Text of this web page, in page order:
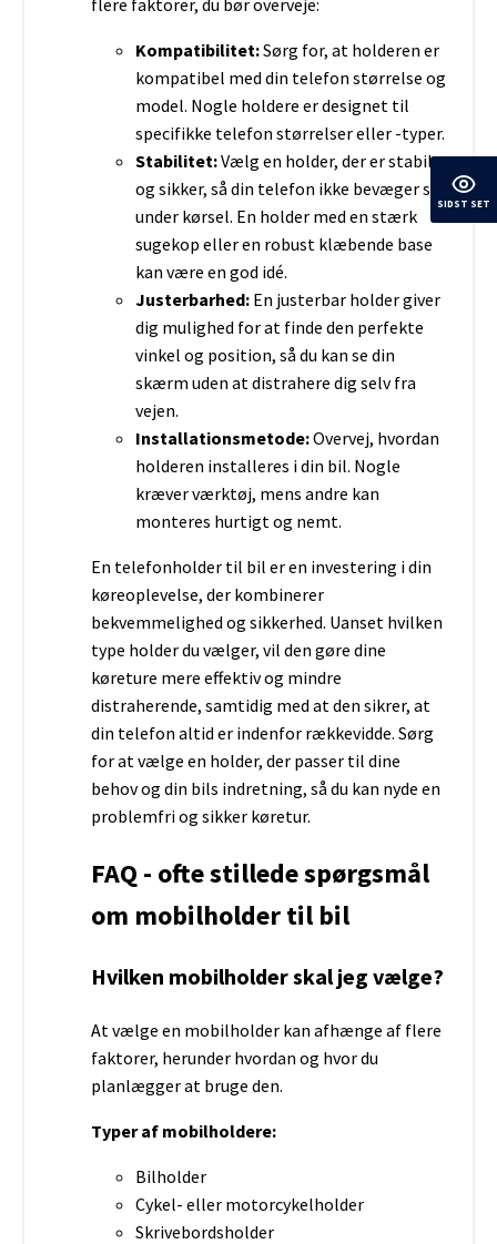
flere faktorer, du bør overveje:
Kompatibilitet:Sørg for, at holderen er
kompatibel med din telefon størrelse og
model. Nogle holdere er designet til
specifikke telefon størrelser eller -typer.
Stabilitet:Vælg en holder, der er stabil
og sikker, så din telefon ikke bevæger sig
under kørsel. En holder med en stærk
sugekop eller en robust klæbende base
kan være en god idé.
Justerbarhed: En justerbar holder giver
dig mulighed for at finde den perfekte
vinkel og position, så du kan se din
skærm uden at distrahere dig selv fra
vejen.
Installationsmetode:Overvej, hvordan
holderen installeres i din bil. Nogle
kræver værktøj, mens andre kan
monteres hurtigt og nemt.
En telefonholder til bil er en investering i din
køreoplevelse, der kombinerer
bekvemmelighed og sikkerhed. Uanset hvilken
type holder du vælger, vil den gøre dine
køreture mere effektiv og mindre
distraherende, samtidig med at den sikrer, at
din telefon altid er indenfor rækkevidde. Sørg
for at vælge en holder, der passer til dine
behov og din bils indretning, så du kan nyde en
problemfri og sikker køretur.
FAQ - ofte stillede spørgsmål
om mobilholder til bil
Hvilken mobilholder skal jeg vælge?
At vælge en mobilholder kan afhænge af flere
faktorer, herunder hvordan og hvor du
planlægger at bruge den.
Typer af mobilholdere:
Bilholder
Cykel- eller motorcykelholder
Skrivebordsholder
SIDST SET